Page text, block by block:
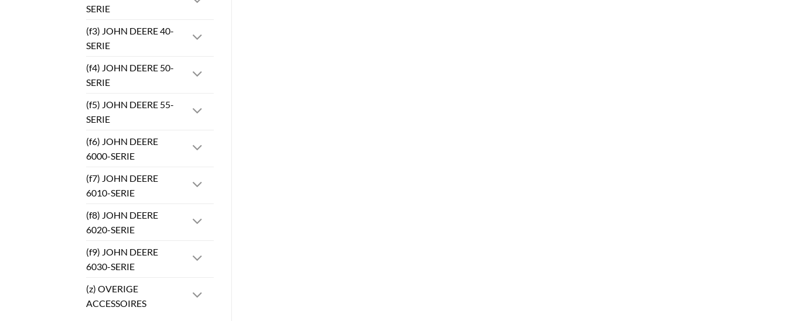
SERIE
(f3) JOHN DEERE 40-
SERIE
(f4) JOHN DEERE 50-
SERIE
(f5) JOHN DEERE 55-
SERIE
(f6) JOHN DEERE
6000-SERIE
(f7) JOHN DEERE
6010-SERIE
(f8) JOHN DEERE
6020-SERIE
(f9) JOHN DEERE
6030-SERIE
(z) OVERIGE
ACCESSOIRES